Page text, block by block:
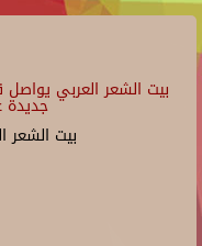
بيت الشعر العربي يواصل
بيت الشعر